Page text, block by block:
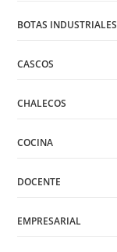
BOTAS INDUSTRIALES
CASCOS
CHALECOS
COCINA
DOCENTE
EMPRESARIAL